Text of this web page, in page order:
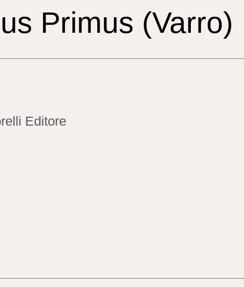
Primus (Varro)
Editore